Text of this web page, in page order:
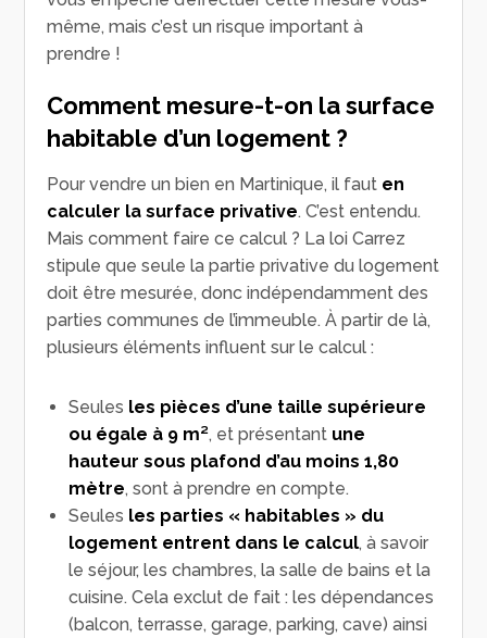
même, mais c’est un risque important à
prendre !
Comment mesure-t-on la surface
habitable d’un logement ?
Pour vendre un bien en Martinique, il faut en
calculer la surface privative. C’est entendu.
Mais comment faire ce calcul ? La loi Carrez
stipule que seule la partie privative du logement
doit être mesurée, donc indépendamment des
parties communes de l’immeuble. À partir de là,
plusieurs éléments influent sur le calcul :
Seules les pièces d’une taille supérieure
ou égale à 9 m², et présentant une
hauteur sous plafond d’au moins 1,80
mètre, sont à prendre en compte.
Seules les parties « habitables » du
logement entrent dans le calcul, à savoir
le séjour, les chambres, la salle de bains et la
cuisine. Cela exclut de fait : les dépendances
(balcon, terrasse, garage, parking, cave) ainsi